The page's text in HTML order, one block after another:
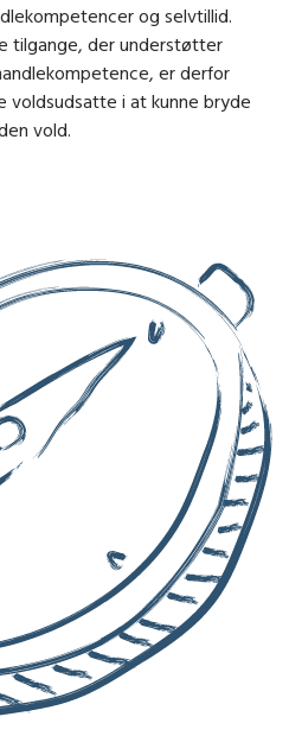
og selvtillid.
tilgange, der understøtter
er derfor
i at kunne bryde
vold.